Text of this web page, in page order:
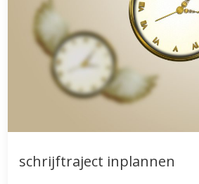
schrijftraject inplannen